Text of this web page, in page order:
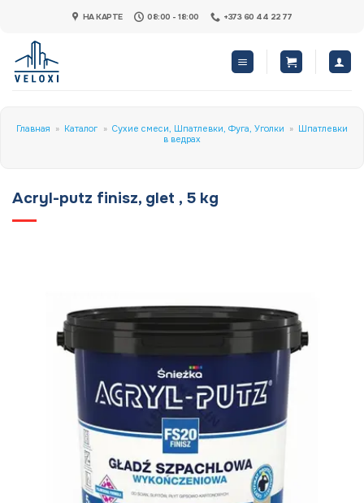
content
НА КАРТЕ 08:00 - 18:00 +373 60 44 22 77
Главная » Каталог » Сухие смеси, Шпатлевки, Фуга, Уголки » Шпатлевки
в ведрах
Acryl-putz finisz, glet , 5 kg